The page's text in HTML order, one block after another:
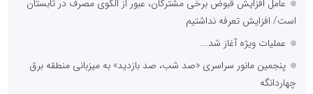
عامل افزایش قبوض برخی مشترکان، عبور از الگوی مصرف در تابستان
است/ افزایش تعرفه نداشتیم
عملیات ویژه آغاز شد...
پنجمین مانور سراسری «صد شب، صد بازدید» به میزبانی منطقه برق
چهاردانگه